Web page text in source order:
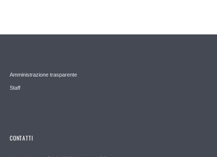
Amministrazione trasparente
Staff
CONTATTI